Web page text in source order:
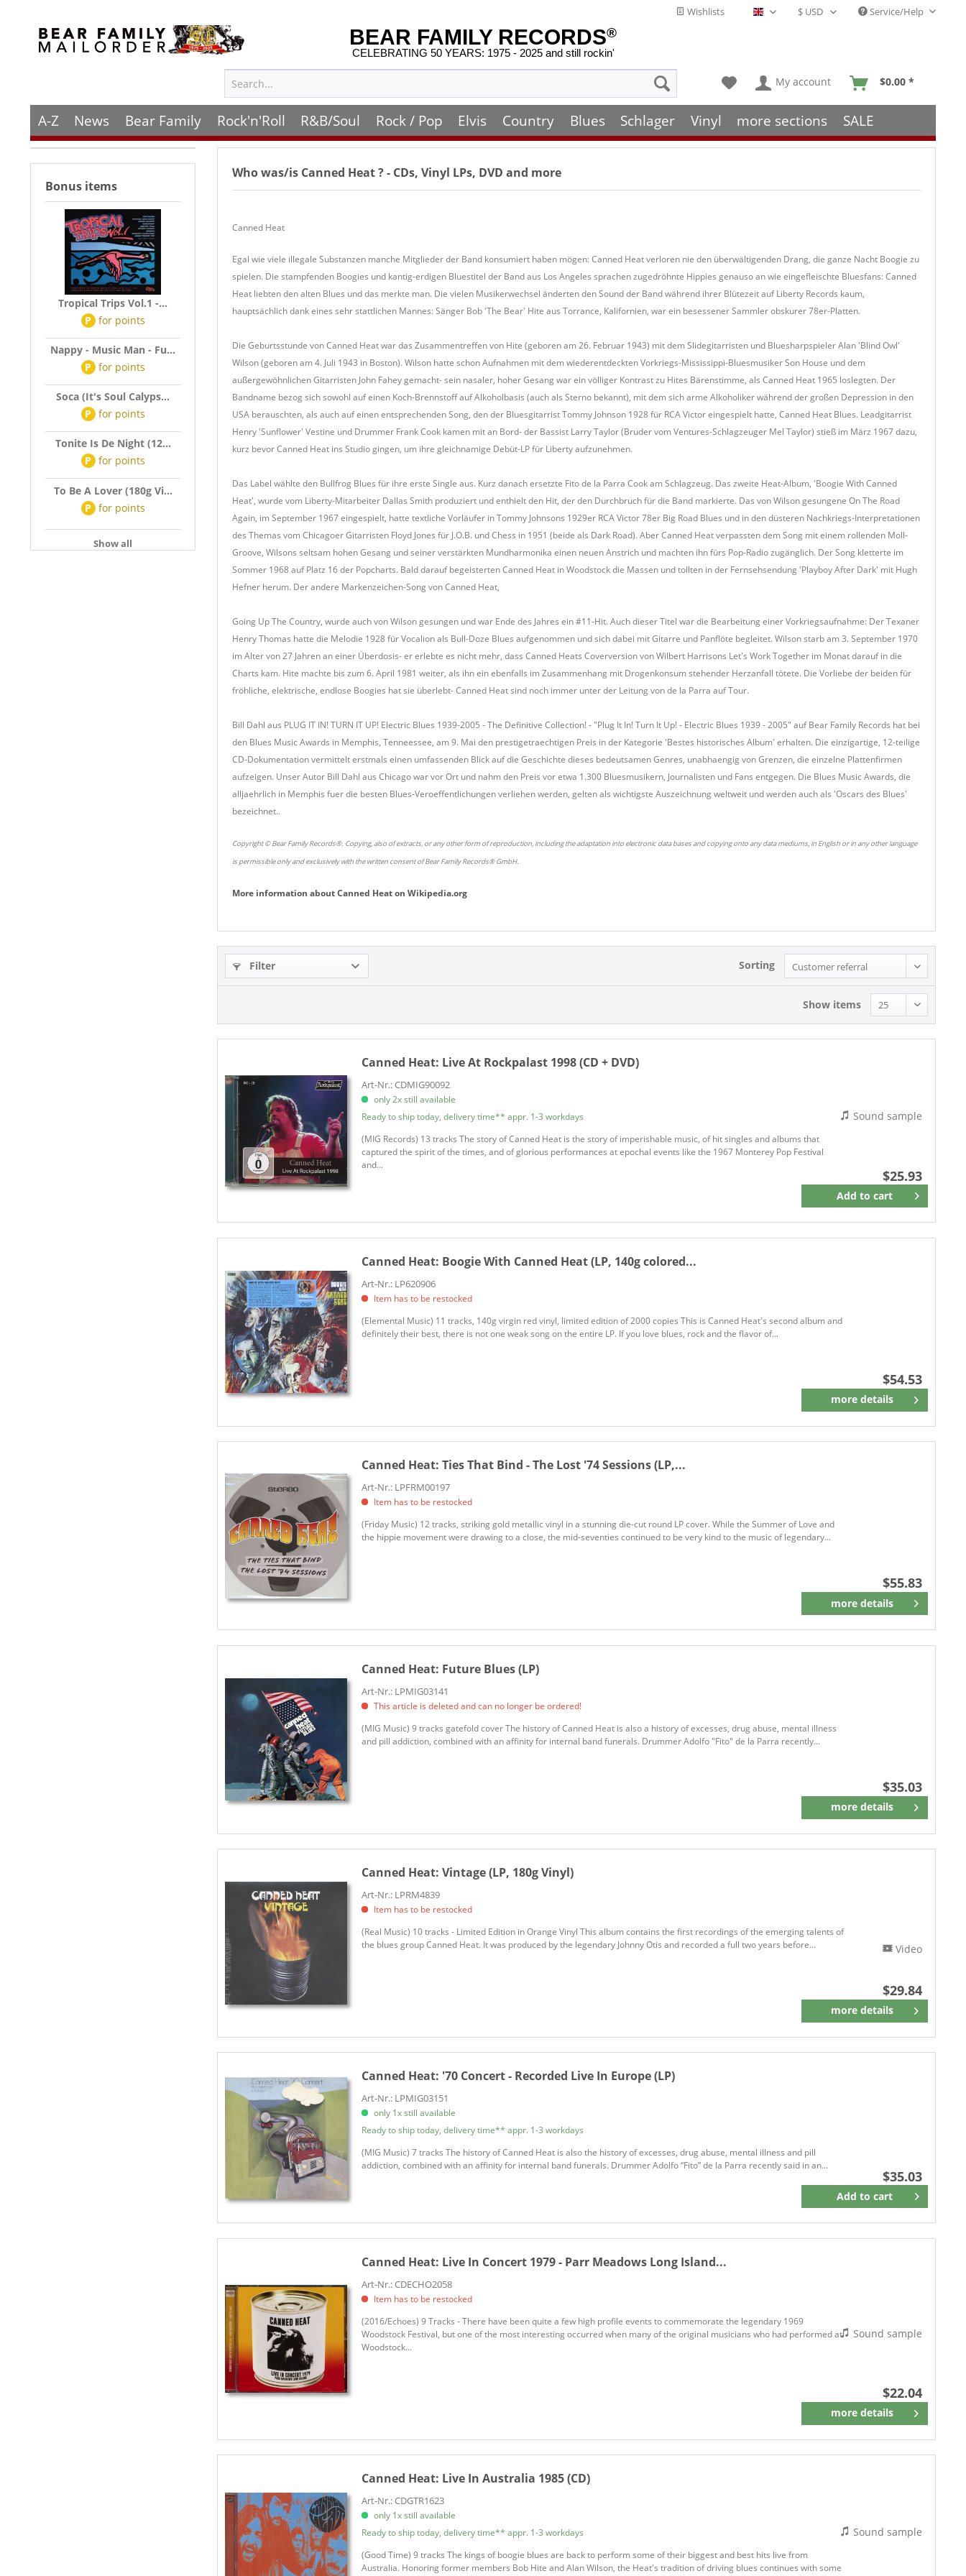
Wishlists English - EN Service/Help
BEAR FAMILY RECORDS®
CELEBRATING 50 YEARS: 1975 - 2025 and still rockin'
My account $0.00 *
A-Z News Bear Family Rock'n'Roll R&B/Soul Rock / Pop Elvis Country Blues Schlager Vinyl more sections SALE
Bonus items
Tropical Trips Vol.1 -...
P for points
Nappy - Music Man - Fu...
P for points
Soca (It's Soul Calyps...
P for points
Tonite Is De Night (12...
P for points
To Be A Lover (180g Vi...
P for points
Show all
Who was/is Canned Heat? - CDs, Vinyl LPs, DVD and more
Canned Heat
Egal wie viele illegale Substanzen manche Mitglieder der Band konsumiert haben mögen: Canned Heat verloren nie den überwältigenden Drang, die ganze Nacht Boogie zu
spielen. Die stampfenden Boogies und kantig-erdigen Bluestitel der Band aus Los Angeles sprachen zugedröhnte Hippies genauso an wie eingefleischte Bluesfans: Canned
Heat liebten den alten Blues und das merkte man. Die vielen Musikerwechsel änderten den Sound der Band während ihrer Blütezeit auf Liberty Records kaum,
hauptsächlich dank eines sehr stattlichen Mannes: Sänger Bob 'The Bear' Hite aus Torrance, Kalifornien, war ein besessener Sammler obskurer 78er-Platten.
Die Geburtsstunde von Canned Heat war das Zusammentreffen von Hite (geboren am 26. Februar 1943) mit dem Slidegitarristen und Bluesharpspieler Alan 'Blind Owl'
Wilson (geboren am 4. Juli 1943 in Boston). Wilson hatte schon Aufnahmen mit dem wiederentdeckten Vorkriegs-Mississippi-Bluesmusiker Son House und dem
außergewöhnlichen Gitarristen John Fahey gemacht- sein nasaler, hoher Gesang war ein völliger Kontrast zu Hites Bärenstimme, als Canned Heat 1965 loslegten. Der
Bandname bezog sich sowohl auf einen Koch-Brennstoff auf Alkoholbasis (auch als Sterno bekannt), mit dem sich arme Alkoholiker während der großen Depression in den
USA berauschten, als auch auf einen entsprechenden Song, den der Bluesgitarrist Tommy Johnson 1928 für RCA Victor eingespielt hatte, Canned Heat Blues. Leadgitarrist
Henry 'Sunflower' Vestine und Drummer Frank Cook kamen mit an Bord- der Bassist Larry Taylor (Bruder vom Ventures-Schlagzeuger Mel Taylor) stieß im März 1967 dazu,
kurz bevor Canned Heat ins Studio gingen, um ihre gleichnamige Debüt-LP für Liberty aufzunehmen.
Das Label wählte den Bullfrog Blues für ihre erste Single aus. Kurz danach ersetzte Fito de la Parra Cook am Schlagzeug. Das zweite Heat-Album, 'Boogie With Canned
Heat', wurde vom Liberty-Mitarbeiter Dallas Smith produziert und enthielt den Hit, der den Durchbruch für die Band markierte. Das von Wilson gesungene On The Road
Again, im September 1967 eingespielt, hatte textliche Vorläufer in Tommy Johnsons 1929er RCA Victor 78er Big Road Blues und in den düsteren Nachkriegs-Interpretationen
des Themas vom Chicagoer Gitarristen Floyd Jones für J.O.B. und Chess in 1951 (beide als Dark Road). Aber Canned Heat verpassten dem Song mit einem rollenden Moll-
Groove, Wilsons seltsam hohen Gesang und seiner verstärkten Mundharmonika einen neuen Anstrich und machten ihn fürs Pop-Radio zugänglich. Der Song kletterte im
Sommer 1968 auf Platz 16 der Popcharts. Bald darauf begeisterten Canned Heat in Woodstock die Massen und tollten in der Fernsehsendung 'Playboy After Dark' mit Hugh
Hefner herum. Der andere Markenzeichen-Song von Canned Heat,
Going Up The Country, wurde auch von Wilson gesungen und war Ende des Jahres ein #11-Hit. Auch dieser Titel war die Bearbeitung einer Vorkriegsaufnahme: Der Texaner
Henry Thomas hatte die Melodie 1928 für Vocalion als Bull-Doze Blues aufgenommen und sich dabei mit Gitarre und Panflöte begleitet. Wilson starb am 3. September 1970
im Alter von 27 Jahren an einer Überdosis- er erlebte es nicht mehr, dass Canned Heats Coverversion von Wilbert Harrisons Let's Work Together im Monat darauf in die
Charts kam. Hite machte bis zum 6. April 1981 weiter, als ihn ein ebenfalls im Zusammenhang mit Drogenkonsum stehender Herzanfall tötete. Die Vorliebe der beiden für
fröhliche, elektrische, endlose Boogies hat sie überlebt- Canned Heat sind noch immer unter der Leitung von de la Parra auf Tour.
Bill Dahl aus PLUG IT IN! TURN IT UP! Electric Blues 1939-2005 - The Definitive Collection! - "Plug It In! Turn It Up! - Electric Blues 1939 - 2005" auf Bear Family Records hat bei
den Blues Music Awards in Memphis, Tenneessee, am 9. Mai den prestigetraechtigen Preis in der Kategorie 'Bestes historisches Album' erhalten. Die einzigartige, 12-teilige
CD-Dokumentation vermittelt erstmals einen umfassenden Blick auf die Geschichte dieses bedeutsamen Genres, unabhaengig von Grenzen, die einzelne Plattenfirmen
aufzeigen. Unser Autor Bill Dahl aus Chicago war vor Ort und nahm den Preis vor etwa 1.300 Bluesmusikern, Journalisten und Fans entgegen. Die Blues Music Awards, die
alljaehrlich in Memphis fuer die besten Blues-Veroeffentlichungen verliehen werden, gelten als wichtigste Auszeichnung weltweit und werden auch als 'Oscars des Blues'
bezeichnet..
Copyright © Bear Family Records®. Copying, also of extracts, or any other form of reproduction, including the adaptation into electronic data bases and copying onto any data mediums, in English or in any other language
is permissible only and exclusively with the written consent of Bear Family Records® GmbH.
More information aboutCanned Heaton Wikipedia.org
Filter Sorting
Show items
Canned Heat: Live At Rockpalast 1998 (CD + DVD)
Art-Nr.: CDMIG90092
only 2x still available
Ready to ship today, delivery time** appr. 1-3 workdays
(MIG Records) 13 tracks The story of Canned Heat is the story of imperishable music, of hit singles and albums that
captured the spirit of the times, and of glorious performances at epochal events like the 1967 Monterey Pop Festival
and...
$25.93
Add to cart
Remember
Sound sample
Canned Heat: Boogie With Canned Heat (LP, 140g colored...
Art-Nr.: LP620906
Item has to be restocked
(Elemental Music) 11 tracks, 140g virgin red vinyl, limited edition of 2000 copies This is Canned Heat's second album and
definitely their best, there is not one weak song on the entire LP. If you love blues, rock and the flavor of...
$54.53
more details
Remember
Canned Heat:Ties That Bind - The Lost '74 Sessions (LP,...
Art-Nr.: LPFRM00197
Item has to be restocked
(Friday Music) 12 tracks, striking gold metallic vinyl in a stunning die-cut round LP cover. While the Summer of Love and
the hippie movement were drawing to a close, the mid-seventies continued to be very kind to the music of legendary...
$55.83
more details
Remember
Canned Heat: Future Blues (LP)
Art-Nr.: LPMIG03141
This article is deleted and can no longer be ordered!
(MIG Music) 9 tracks gatefold cover The history of Canned Heat is also a history of excesses, drug abuse, mental illness
and pill addiction, combined with an affinity for internal band funerals. Drummer Adolfo "Fito" de la Parra recently...
$35.03
more details
Remember
Canned Heat:Vintage (LP, 180g Vinyl)
Art-Nr.: LPRM4839
Item has to be restocked
(Real Music) 10 tracks - Limited Edition in Orange Vinyl This album contains the first recordings of the emerging talents of
the blues group Canned Heat. It was produced by the legendary Johnny Otis and recorded a full two years before...
$29.84
more details
Remember
Video
Canned Heat: '70 Concert - Recorded Live In Europe (LP)
Art-Nr.: LPMIG03151
only 1x still available
Ready to ship today, delivery time** appr. 1-3 workdays
(MIG Music) 7 tracks The history of Canned Heat is also the history of excesses, drug abuse, mental illness and pill
addiction, combined with an affinity for internal band funerals. Drummer Adolfo “Fito” de la Parra recently said in an...
$35.03
Add to cart
Remember
Canned Heat: Live In Concert 1979 - Parr Meadows Long Island...
Art-Nr.: CDECHO2058
Item has to be restocked
(2016/Echoes) 9 Tracks - There have been quite a few high profile events to commemorate the legendary 1969
Woodstock Festival, but one of the most interesting occurred when many of the original musicians who had performed at
Woodstock...
$22.04
more details
Remember
Sound sample
Canned Heat: Live In Australia 1985 (CD)
Art-Nr.: CDGTR1623
only 1x still available
Ready to ship today, delivery time** appr. 1-3 workdays
(Good Time) 9 tracks The kings of boogie blues are back to perform some of their biggest and best hits live from
Australia. Honoring former members Bob Hite and Alan Wilson, the Heat's tradition of driving blues continues with some
Sound sample